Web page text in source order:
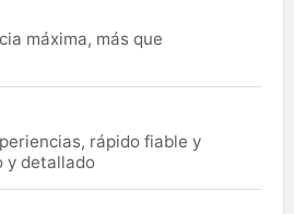
máxima, más que
rápido fiable y
y detallado